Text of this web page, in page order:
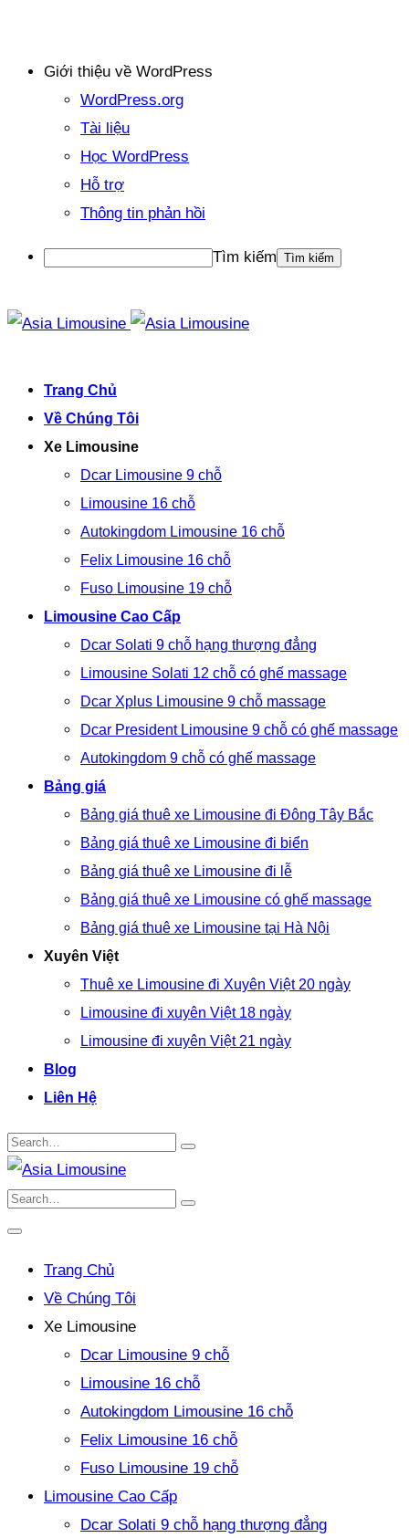
Giới thiệu về WordPress
WordPress.org
Tài liệu
Học WordPress
Hỗ trợ
Thông tin phản hồi
Tìm kiếm
Trang Chủ
Về Chúng Tôi
Xe Limousine
Dcar Limousine 9 chỗ
Limousine 16 chỗ
Autokingdom Limousine 16 chỗ
Felix Limousine 16 chỗ
Fuso Limousine 19 chỗ
Limousine Cao Cấp
Dcar Solati 9 chỗ hạng thượng đẳng
Limousine Solati 12 chỗ có ghế massage
Dcar Xplus Limousine 9 chỗ massage
Dcar President Limousine 9 chỗ có ghế massage
Autokingdom 9 chỗ có ghế massage
Bảng giá
Bảng giá thuê xe Limousine đi Đông Tây Bắc
Bảng giá thuê xe Limousine đi biển
Bảng giá thuê xe Limousine đi lễ
Bảng giá thuê xe Limousine có ghế massage
Bảng giá thuê xe Limousine tại Hà Nội
Xuyên Việt
Thuê xe Limousine đi Xuyên Việt 20 ngày
Limousine đi xuyên Việt 18 ngày
Limousine đi xuyên Việt 21 ngày
Blog
Liên Hệ
Trang Chủ
Về Chúng Tôi
Xe Limousine
Dcar Limousine 9 chỗ
Limousine 16 chỗ
Autokingdom Limousine 16 chỗ
Felix Limousine 16 chỗ
Fuso Limousine 19 chỗ
Limousine Cao Cấp
Dcar Solati 9 chỗ hạng thượng đẳng